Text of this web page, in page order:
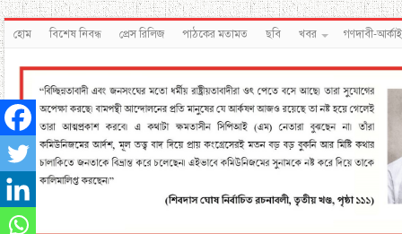
হোম বিশেষ নিবন্ধ প্রেস রিলিজ পাঠকের মতামত ছবি খবর গণদাবী-